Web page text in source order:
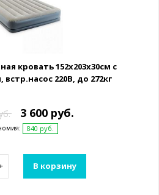
кровать 152х203х30см с
220В, до 272кг
3 600 руб.
840 руб.
В корзину